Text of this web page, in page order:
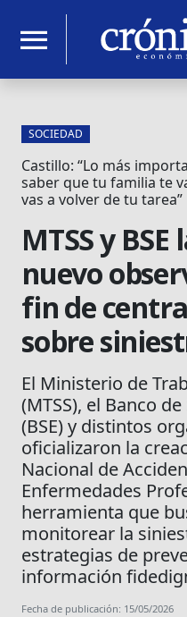
menu
SOCIEDAD
Castillo: “Lo más
saber que tu familia te
vas a volver de tu tarea”
MTSS y
nuevo
fin de
sobre
El Ministerio de
(MTSS), el Banco
(BSE) y distintos
oficializaron la
Nacional de
Enfermedades
herramienta que
monitorear la
estrategias de
información
Fecha de publicación: 15/05/2026